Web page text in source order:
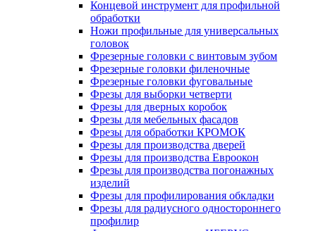
Концевой инструмент для профильной
обработки
Ножи профильные для универсальных
головок
Фрезерные головки с винтовым зубом
Фрезерные головки филеночные
Фрезерные головки фуговальные
Фрезы для выборки четверти
Фрезы для дверных коробок
Фрезы для мебельных фасадов
Фрезы для обработки КРОМОК
Фрезы для производства дверей
Фрезы для производства Евроокон
Фрезы для производства погонажных
изделий
Фрезы для профилирования обкладки
Фрезы для радиусного одностороннего
профилир